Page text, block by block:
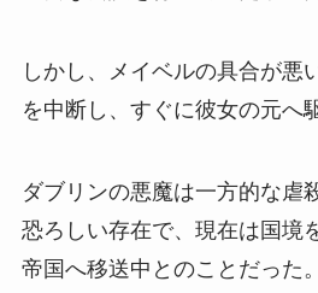
しかし、メイベルの具合が悪
を中断し、すぐに彼女の元へ
ダブリンの悪魔は一方的な虐
恐ろしい存在で、現在は国境
帝国へ移送中とのことだった。